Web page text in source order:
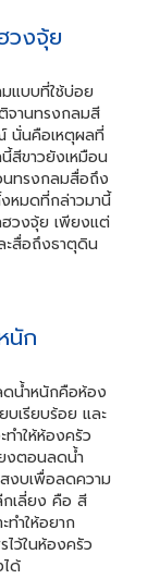
วงจุ้ย
มแบบที่ใช้บ่อย
จานทรงกลมสี
นั่นคือเหตุผลที่
สีขาวยังเหมือน
นทรงกลมสื่อถึง
หมดที่กล่าวมานี้
ฮวงจุ้ย เพียงแต่
ะสื่อถึงธาตุดิน
นัก
ดน้ำหนักคือห้อง
บเรียบร้อย และ
ำให้ห้องครัว
งตอนลดน้ำ
งบเพื่อลดความ
กเลี่ยง คือ สี
ำให้อยาก
ว้ในห้องครัว
ได้